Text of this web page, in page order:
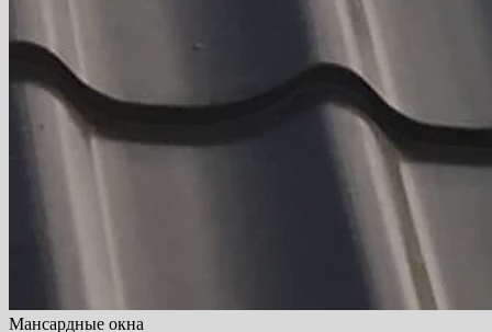
Мансардные окна